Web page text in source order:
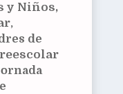
y Niños,
,
de